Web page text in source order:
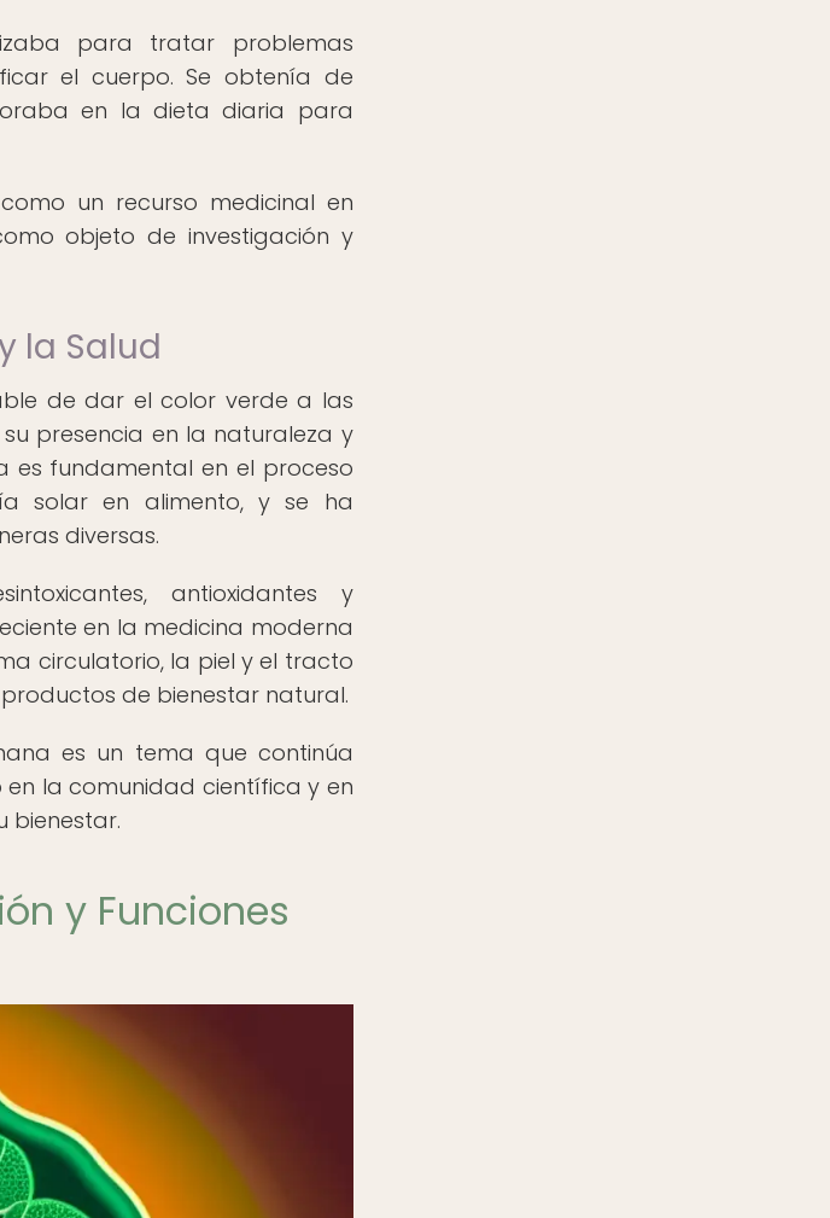
para tratar problemas
el cuerpo. Se obtenía de
en la dieta diaria para
un recurso medicinal en
objeto de investigación y
la Salud
de dar el color verde a las
presencia en la naturaleza y
es fundamental en el proceso
solar en alimento, y se ha
diversas.
antioxidantes y
en la medicina moderna
circulatorio, la piel y el tracto
de bienestar natural.
es un tema que continúa
la comunidad científica y en
bienestar.
y Funciones